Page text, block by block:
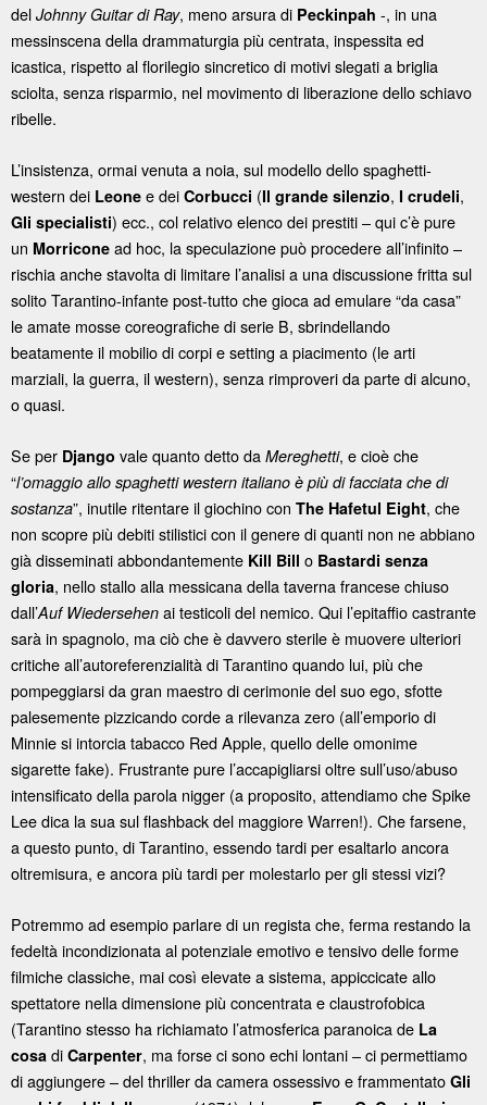
del Johnny Guitar di Ray, meno arsura di Peckinpah -, in una
messinscena della drammaturgia più centrata, inspessita ed
icastica, rispetto al florilegio sincretico di motivi slegati a briglia
sciolta, senza risparmio, nel movimento di liberazione dello schiavo
ribelle.
L’insistenza, ormai venuta a noia, sul modello dello spaghetti-
western dei Leone e dei Corbucci (Il grande silenzio, I crudeli,
Gli specialisti) ecc., col relativo elenco dei prestiti – qui c’è pure
un Morricone ad hoc, la speculazione può procedere all’infinito –
rischia anche stavolta di limitare l’analisi a una discussione fritta sul
solito Tarantino-infante post-tutto che gioca ad emulare “da casa”
le amate mosse coreografiche di serie B, sbrindellando
beatamente il mobilio di corpi e setting a piacimento (le arti
marziali, la guerra, il western), senza rimproveri da parte di alcuno,
o quasi.
Se per Django vale quanto detto da Mereghetti, e cioè che
“l’omaggio allo spaghetti western italiano è più di facciata che di
sostanza”, inutile ritentare il giochino con The Hafetul Eight, che
non scopre più debiti stilistici con il genere di quanti non ne abbiano
già disseminati abbondantemente Kill Bill o Bastardi senza
gloria, nello stallo alla messicana della taverna francese chiuso
dall’Auf Wiedersehen ai testicoli del nemico. Qui l’epitaffio castrante
sarà in spagnolo, ma ciò che è davvero sterile è muovere ulteriori
critiche all’autoreferenzialità di Tarantino quando lui, più che
pompeggiarsi da gran maestro di cerimonie del suo ego, sfotte
palesemente pizzicando corde a rilevanza zero (all’emporio di
Minnie si intorcia tabacco Red Apple, quello delle omonime
sigarette fake). Frustrante pure l’accapigliarsi oltre sull’uso/abuso
intensificato della parola nigger (a proposito, attendiamo che Spike
Lee dica la sua sul flashback del maggiore Warren!). Che farsene,
a questo punto, di Tarantino, essendo tardi per esaltarlo ancora
oltremisura, e ancora più tardi per molestarlo per gli stessi vizi?
Potremmo ad esempio parlare di un regista che, ferma restando la
fedeltà incondizionata al potenziale emotivo e tensivo delle forme
filmiche classiche, mai così elevate a sistema, appiccicate allo
spettatore nella dimensione più concentrata e claustrofobica
(Tarantino stesso ha richiamato l’atmosferica paranoica de La
cosa di Carpenter, ma forse ci sono echi lontani – ci permettiamo
di aggiungere – del thriller da camera ossessivo e frammentato Gli